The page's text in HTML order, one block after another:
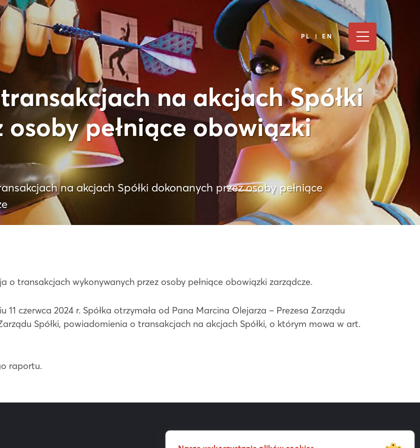
PL | EN
na akcjach Spółki
pełniące obowiązki
na akcjach Spółki dokonanych przez osoby pełniące
o transakcjach wykonywanych przez osoby pełniące obowiązki zarządcze.
11 czerwca 2024 r. Spółka otrzymała od Pana Marcina Olejarza – Prezesa Zarządu
Spółki, powiadomienia o transakcjach na akcjach Spółki, o którym mowa w art.
raportu.